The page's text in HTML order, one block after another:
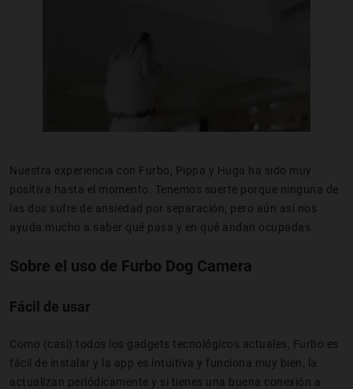
Nuestra experiencia con Furbo, Pippa y Huga ha sido muy
positiva hasta el momento. Tenemos suerte porque ninguna de
las dos sufre de ansiedad por separación, pero aún así nos
ayuda mucho a saber qué pasa y en qué andan ocupadas.
Sobre el uso de Furbo Dog Camera
Fácil de usar
Como (casi) todos los gadgets tecnológicos actuales, Furbo es
fácil de instalar y la app es intuitiva y funciona muy bien, la
actualizan periódicamente y si tienes una buena conexión a